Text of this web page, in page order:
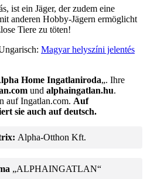
ist ein Jäger, der zudem eine
anderen Hobby-Jägern ermöglicht
Tiere zu töten!
Magyar helyszíni jelentés
Home Ingatlaniroda„. Ihre
und alphaingatlan.hu.
auf Ingatlan.com. Auf
sie auch auf deutsch.
Alpha-Otthon Kft.
„ALPHAINGATLAN“